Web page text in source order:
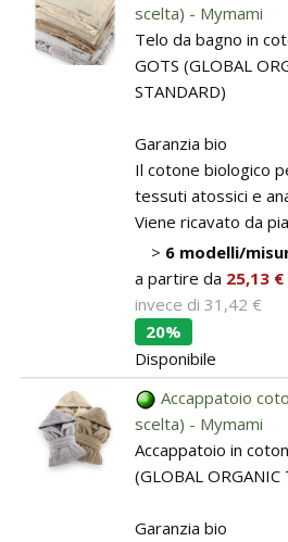
scelta) - Mymami
Telo da bagno in
GOTS (GLOBAL
STANDARD)
Garanzia bio
Il cotone biologico
tessuti atossici e
Viene ricavato da
> 6 modelli/
a partire da 25,13 €
invece di31,42 €
20%
Disponibile
Accappatoio
scelta) - Mymami
Accappatoio in
(GLOBAL ORGANIC
Garanzia bio
Pareti attrezzate
Materassi ad hoc
Scuole / Operatori Shiatsu
App Shiatsu e agopuntura
OUTLET
Outlet